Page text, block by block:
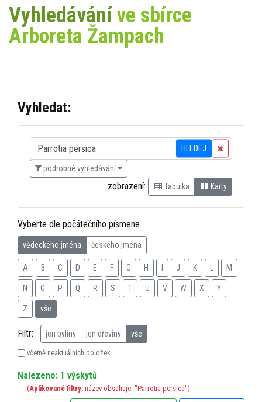
Vyhledáváníve sbírce
Arboreta Žampach
Vyhledat:
HLEDEJ
podrobné vyhledávání
zobrazení: Tabulka Karty
Vyberte dle počátečního písmene
vědeckého jména českého jména
A B C D E F G H J K M
N O P Q R S T U V W X Y
Z vše
Filtr: jen byliny jen dřeviny vše
včetně neaktuálních položek
Nalezeno: 1 výskytů
(Aplikované filtry: název obsahuje: "Parrotia persica")